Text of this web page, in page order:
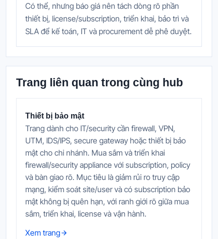
Có thể, nhưng báo giá nên tách dòng rõ phần
thiết bị, license/subscription, triển khai, bảo trì và
SLA để kế toán, IT và procurement dễ phê duyệt.
Trang liên quan trong cùng hub
Thiết bị bảo mật
Trang dành cho IT/security cần firewall, VPN,
UTM, IDS/IPS, secure gateway hoặc thiết bị bảo
mật cho chi nhánh. Mua sắm và triển khai
firewall/security appliance với subscription, policy
và bàn giao rõ. Mục tiêu là giảm rủi ro truy cập
mạng, kiểm soát site/user và có subscription bảo
mật không bị quên hạn, với ranh giới rõ giữa mua
sắm, triển khai, license và vận hành.
Xem trang